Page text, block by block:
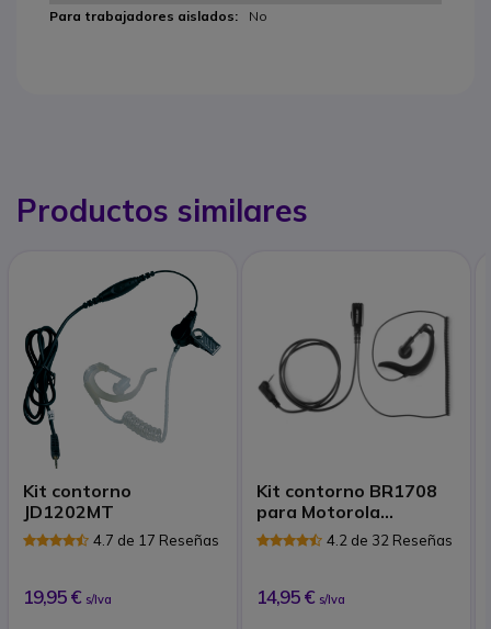
No
Productos similares
Kit contorno
JD1202MT
4.7 de 17 Reseñas
19,95 € s/Iva
Kit contorno BR1708
para Motorola
T60,T80,T80EX,T81,T
82,T82EX, T92
4.2 de 32 Reseñas
14,95 € s/Iva